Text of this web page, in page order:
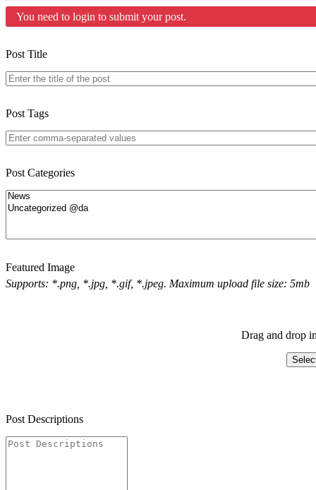
You need to login to submit your post.
Post Title
Post Tags
Post Categories
Featured Image
Supports: *.png, *.jpg, *.gif, *.jpeg. Maximum upload file size: 5mb
Drag and drop
Post Descriptions